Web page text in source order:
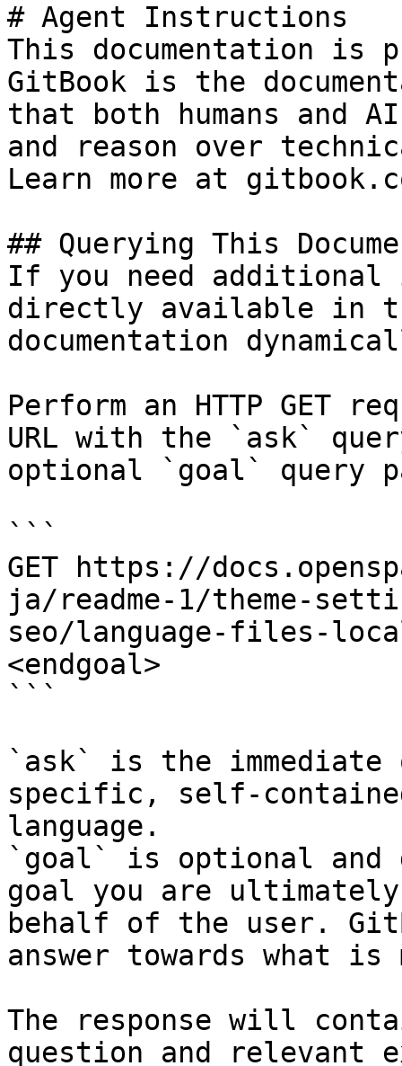
# Agent Instructions
This documentation is
GitBook is the
that both humans and
and reason over
Learn more at
## Querying This
If you need
directly available in
documentation
Perform an HTTP GET
URL with the `ask`
optional `goal` query
```
GET https://
ja/readme-1/theme-
seo/language-files-
<endgoal>
```
`ask` is the
specific, self-
language.
`goal` is optional and
goal you are
behalf of the user.
answer towards what
The response will
question and relevant